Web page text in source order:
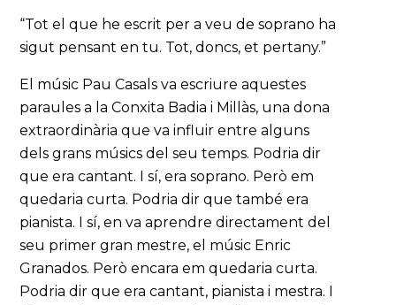
“Tot el que he escrit per a veu de soprano ha
sigut pensant en tu. Tot, doncs, et pertany.”
El músic Pau Casals va escriure aquestes
paraules a la Conxita Badia i Millàs, una dona
extraordinària que va influir entre alguns
dels grans músics del seu temps. Podria dir
que era cantant. I sí, era soprano. Però em
quedaria curta. Podria dir que també era
pianista. I sí, en va aprendre directament del
seu primer gran mestre, el músic Enric
Granados. Però encara em quedaria curta.
Podria dir que era cantant, pianista i mestra. I